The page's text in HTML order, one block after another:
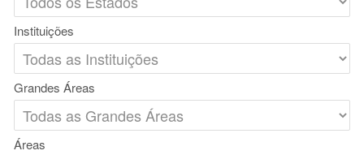
Instituições
Grandes Áreas
Áreas